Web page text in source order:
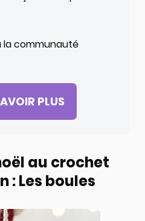
la communauté
PLUS
au crochet
: Les boules